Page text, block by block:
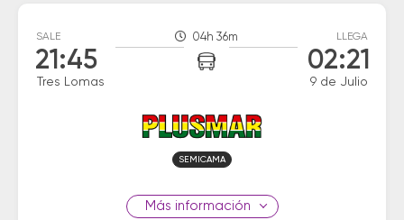
SALE
21:45
Tres Lomas
04h 36m LLEGA
02:21
9 de Julio
SEMICAMA
información